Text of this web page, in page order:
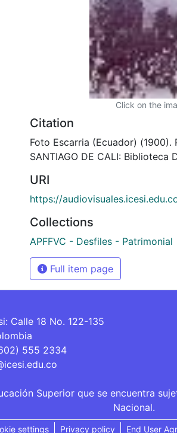
Click on the
Citation
Foto Escarria (Ecuador) (1900).
SANTIAGO DE CALI:
URI
https://
Collections
APFFVC - Desfiles - Patrimonial
Full item page
Calle 18 No. 122-135
555 2334
Superior que se encuentra
Nacional.
settings Privacy policy End User